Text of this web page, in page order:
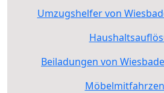
Umzugshelfer von
Beiladungen von